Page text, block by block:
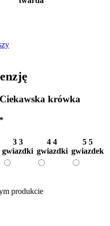
krówka
*
3 3
gwiazdki
4 4
gwiazdki
5 5
gwiazdek
produkcie